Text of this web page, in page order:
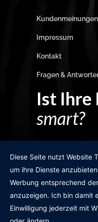
Kundenmeinungen
Impressum
Kontakt
Fragen &
Ist Ihre
smart?
GRATIS
Diese Seite nutzt Website
um ihre Dienste
Werbung entsprechend
anzuzeigen. Ich bin damit
Einwilligung jederzeit mit